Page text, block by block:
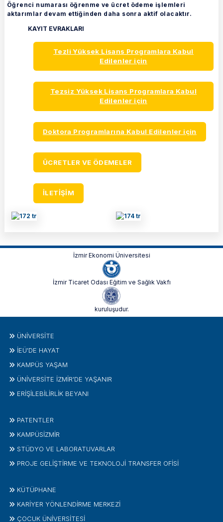
Öğrenci numarası öğrenme ve ücret ödeme işlemleri
aktarımlar devam ettiğinden daha sonra aktif olacaktır.
KAYIT EVRAKLARI
Tezli Yüksek Lisans Programlara Kabul
Edilenler için
Tezsiz Yüksek Lisans Programlara Kabul
Edilenler için
Doktora Programlarına Kabul Edilenler için
ÜCRETLER VE ÖDEMELER
İLETİŞİM
İzmir Ekonomi Üniversitesi
İzmir Ticaret Odası Eğitim ve Sağlık Vakfı
kuruluşudur.
ÜNIVERSITE
İEÜ'DE HAYAT
KAMPÜS YAŞAM
ÜNİVERSİTE İZMİR'DE YAŞANIR
ERİŞİLEBİLİRLİK BEYANI
PATENTLER
KAMPÜSİZMIR
STÜDYO VE LABORATUVARLAR
PROJE GELIŞTIRME VE TEKNOLOJI TRANSFER OFISI
KÜTÜPHANE
KARİYER YÖNLENDİRME MERKEZİ
ÇOCUK ÜNIVERSITESI